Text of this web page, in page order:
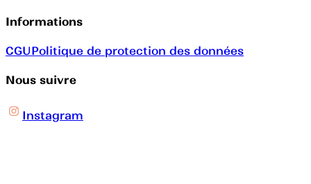
Informations
CGUPolitique de protection des données
Nous suivre
Instagram